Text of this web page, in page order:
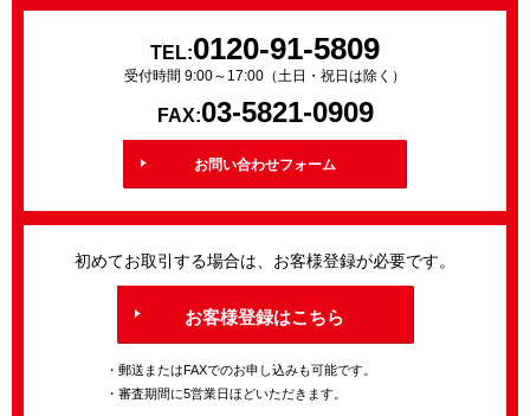
TEL:0120-91-5809
受付時間 9:00～17:00（土日・祝日は除く）
FAX:03-5821-0909
お問い合わせフォーム
初めてお取引する場合は、お客様登録が必要です。
お客様登録はこちら
・郵送またはFAXでのお申し込みも可能です。
・審査期間に5営業日ほどいただきます。